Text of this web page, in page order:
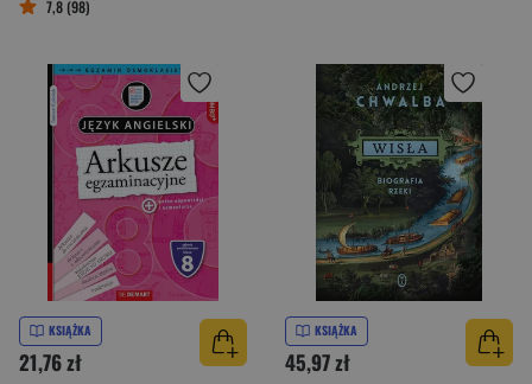
7,8 (98)
KSIĄŻKA
21,76 zł
KSIĄŻKA
45,97 zł